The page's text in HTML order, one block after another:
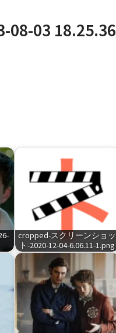
03 18.25.36
cropped-スクリーンショッ
ト-2020-12-04-6.06.11-1.png